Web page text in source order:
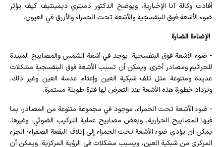
أفادت وکالة آنا الإخباریة، ويوضح الدكتور دميتري ديمينتيف كيف يؤثر
ضوء الأشعة فوق البنفسجية والأشعة تحت الحمراء والأزرق في العيون.
الإضاءة الضارة
- ضوء الأشعة فوق البنفسجية. يوجد في أشعة الشمس والمصابيح المبيدة
للجراثيم ومصادر أخرى. ويمكن أن تسبب الأشعة فوق البنفسجية مشكلات
عديدة ومتنوعة مثل تلف شبكية العين وإعتام عدسة العين وغير ذلك.
وتزداد خطورة هذه الأشعة عند التعرض لها فترة طويلة مستمرة.
- ضوء الأشعة تحت الحمراء، موجود في مجموعة متنوعة من المصادر، بما
فيها المصابيح الحرارية، وبعض مصابيح عملية التركيب الضوئي، وغيرها.
يمكن أن يؤدي ضوء الأشعة تحت الحمراء إلى إتلاف البقعة الصفراء- الجزء
المركزي من شبكية العين، ويسبب مشكلات في الرؤية المركزية. ويمكن أن